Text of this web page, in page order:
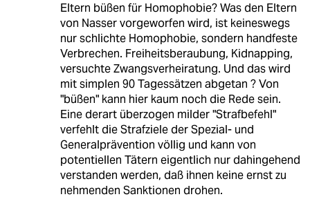
Eltern büßen für Homophobie? Was den Eltern
von Nasser vorgeworfen wird, ist keineswegs
nur schlichte Homophobie, sondern handfeste
Verbrechen. Freiheitsberaubung, Kidnapping,
versuchte Zwangsverheiratung. Und das wird
mit simplen 90 Tagessätzen abgetan ? Von
"büßen" kann hier kaum noch die Rede sein.
Eine derart überzogen milder "Strafbefehl"
verfehlt die Strafziele der Spezial- und
Generalprävention völlig und kann von
potentiellen Tätern eigentlich nur dahingehend
verstanden werden, daß ihnen keine ernst zu
nehmenden Sanktionen drohen.